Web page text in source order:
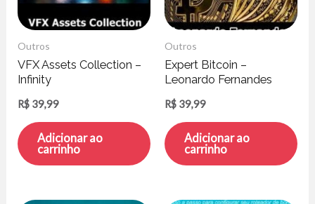
Outros
VFX Assets Collection –
Infinity
R$ 39,99
Adicionar ao
carrinho
Outros
Expert Bitcoin –
Leonardo Fernandes
R$ 39,99
Adicionar ao
carrinho